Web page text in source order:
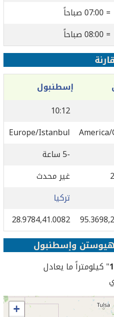
= 07:00 صباحاً
= 08:00 صباحاً
إسطنبول
10:12
Europe/Istanbul
-5 ساعة
غير محدث
تركيا
28.9784,41.0082
وإسطنبول
" كيلومتراً ما يعادل
+